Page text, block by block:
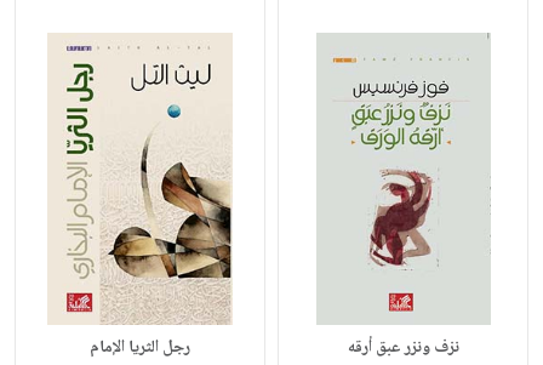
نزف ونزر عبق أرقه رجل الثريا الإمام